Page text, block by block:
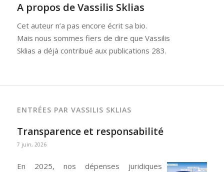
A propos deVassilis Sklias
Cet auteur n’a pas encore écrit sa bio.
Mais nous sommes fiers de dire que Vassilis
Sklias a déjà contribué aux publications 283.
ENTRÉES PAR VASSILIS SKLIAS
Transparence et responsabilité
7 juin, 2026
En 2025, nos dépenses juridiques